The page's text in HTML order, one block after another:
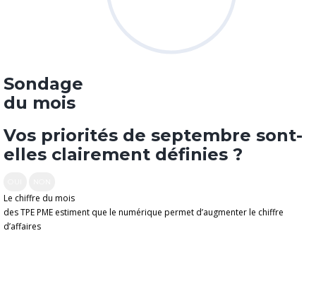
Sondage
du mois
Vos priorités de septembre sont-
elles clairement définies ?
Le chiffre du mois
des TPE PME estiment que le numérique permet d’augmenter le chiffre
d’affaires